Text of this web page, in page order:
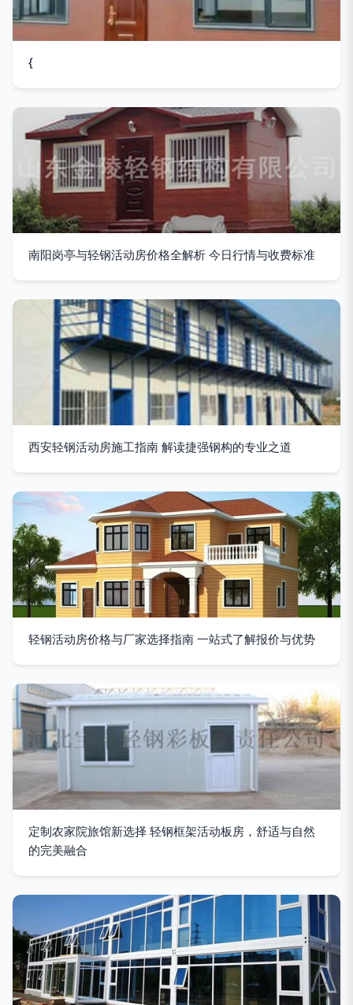
{
南阳岗亭与轻钢活动房价格全解析 今日行情与收费标准
西安轻钢活动房施工指南 解读捷强钢构的专业之道
轻钢活动房价格与厂家选择指南 一站式了解报价与优势
定制农家院旅馆新选择 轻钢框架活动板房，舒适与自然
的完美融合